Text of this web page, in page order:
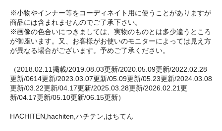
※小物やインナー等をコーディネイト用に使うことがありますが
商品には含まれませんのでご了承下さい。
※画像の色合いにつきましては、実物のものとは多少違うところ
が御座います。又、お客様がお使いのモニターによっては見え方
が異なる場合がございます。予めご了承ください。
（2018.02.11掲載/2019.08.03更新/2020.05.09更新/2022.02.28
更新/0614更新/2023.03.07更新/05.09更新/05.23更新/2024.03.08
更新/03.22更新/04.17更新/2025.03.28更新/2026.02.21更
新/04.17更新/05.10更新/06.15更新）
HACHITEN,hachiten,ハチテン,はちてん